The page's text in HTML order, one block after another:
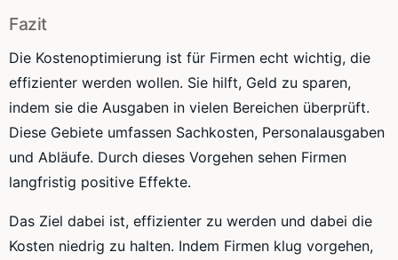
Fazit
Die Kostenoptimierung ist für Firmen echt wichtig, die
effizienter werden wollen. Sie hilft, Geld zu sparen,
indem sie die Ausgaben in vielen Bereichen überprüft.
Diese Gebiete umfassen Sachkosten, Personalausgaben
und Abläufe. Durch dieses Vorgehen sehen Firmen
langfristig positive Effekte.
Das Ziel dabei ist, effizienter zu werden und dabei die
Kosten niedrig zu halten. Indem Firmen klug vorgehen,